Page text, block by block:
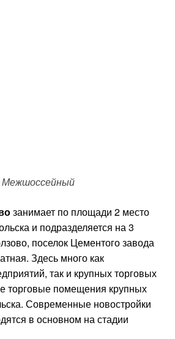
Межшоссейный
занимает по площади 2 место
и подразделяется на 3
поселок Цементого завода
Здесь много как
так и крупных торговых
торговые помещения крупных
Современные новостройки
в основном на стадии